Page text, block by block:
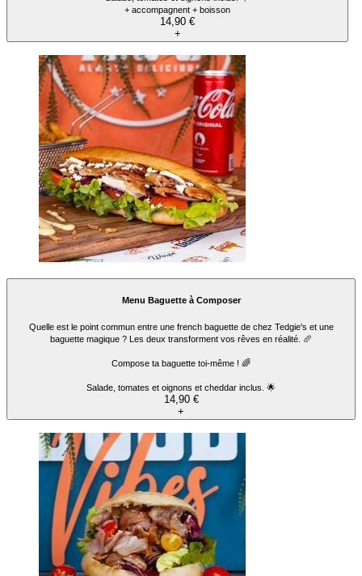
+ accompagnent + boisson
14,90 €
+
Menu Baguette à Composer
Quelle est le point commun entre une french baguette de chez Tedgie's et une
baguette magique ? Les deux transforment vos rêves en réalité. 🥖
Compose ta baguette toi-même ! 🌈
Salade, tomates et oignons et cheddar inclus. 🌟
14,90 €
+